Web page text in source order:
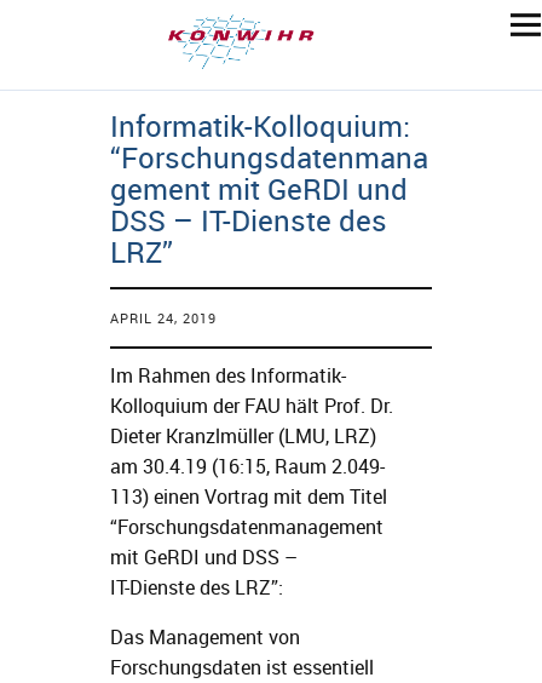
Informatik-Kolloquium:
“Forschungsdatenmana
gement mit GeRDI und
DSS – IT-Dienste des
LRZ”
APRIL 24, 2019
Im Rahmen des Informatik-
Kolloquium der FAU hält Prof. Dr.
Dieter Kranzlmüller (LMU, LRZ)
am 30.4.19 (16:15, Raum 2.049-
113) einen Vortrag mit dem Titel
“Forschungsdatenmanagement
mit GeRDI und DSS –
IT-Dienste des LRZ”:
Das Management von
Forschungsdaten ist essentiell